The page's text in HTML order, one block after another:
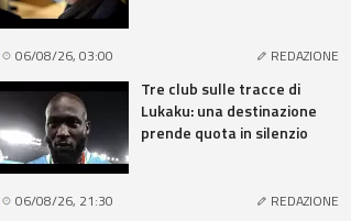
06/08/26, 03:00 REDAZIONE
Tre club sulle tracce di
Lukaku: una destinazione
prende quota in silenzio
06/08/26, 21:30 REDAZIONE